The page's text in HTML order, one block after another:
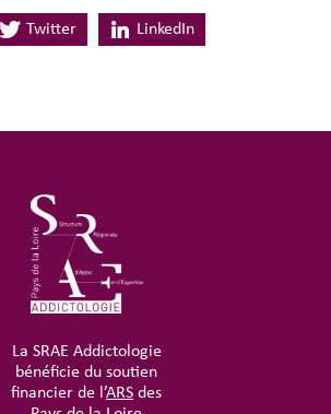
Twitter LinkedIn
La SRAE Addictologie
bénéficie du soutien
financier de l’ARS des